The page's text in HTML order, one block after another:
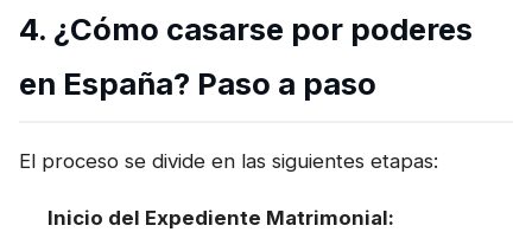
4. ¿Cómo casarse por poderes
en España? Paso a paso
El proceso se divide en las siguientes etapas:
Inicio del Expediente Matrimonial: